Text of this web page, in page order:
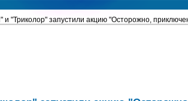
и "Триколор" запустили акцию "Осторожно,